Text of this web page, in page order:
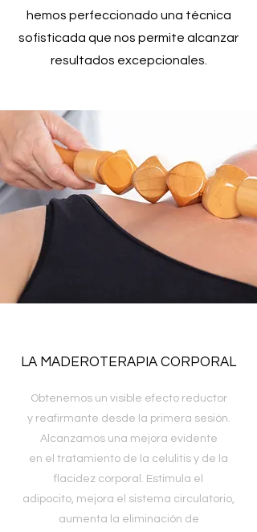
hemos perfeccionado una técnica
sofisticada que nos permite alcanzar
resultados excepcionales.
LA MADEROTERAPIA CORPORAL
Obtenemos un visible efecto reductor
y reafirmante desde la primera sesión.
Alcanzamos una mejora evidente
en el tratamiento de la celulitis y de la
flacidez corporal. Estimula el
adipocito, mejora el sistema circulatorio,
aumenta la eliminación de